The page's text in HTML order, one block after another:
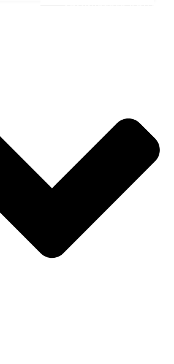
ADMINISTRER KOHA